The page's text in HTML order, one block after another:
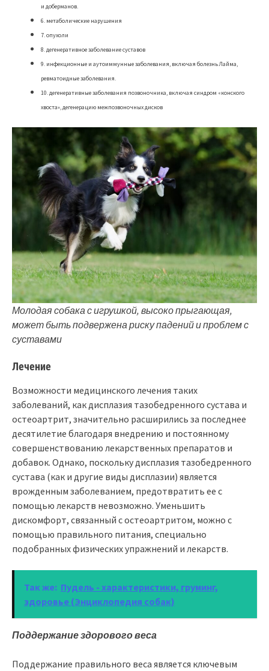
и доберманов.
6. метаболические нарушения
7. опухоли
8. дегенеративное заболевание суставов
9. инфекционные и аутоиммунные заболевания, включая болезнь Лайма,
ревматоидные заболевания.
10. дегенеративные заболевания позвоночника, включая синдром «конского
хвоста», дегенерацию межпозвоночных дисков
Молодая собака с игрушкой, высоко прыгающая,
может быть подвержена риску падений и проблем с
суставами
Лечение
Возможности медицинского лечения таких
заболеваний, как дисплазия тазобедренного сустава и
остеоартрит, значительно расширились за последнее
десятилетие благодаря внедрению и постоянному
совершенствованию лекарственных препаратов и
добавок. Однако, поскольку дисплазия тазобедренного
сустава (как и другие виды дисплазии) является
врожденным заболеванием, предотвратить ее с
помощью лекарств невозможно. Уменьшить
дискомфорт, связанный с остеоартритом, можно с
помощью правильного питания, специально
подобранных физических упражнений и лекарств.
Так же: Пудель - характеристики, груминг,
здоровье (Энциклопедия собак)
Поддержание здорового веса
Поддержание правильного веса является ключевым